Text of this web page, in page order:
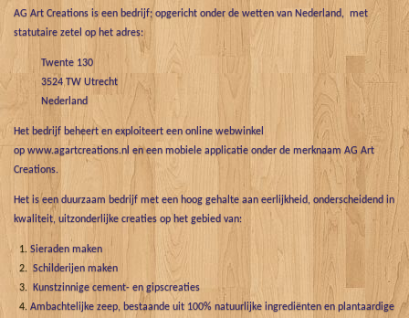
AG Art Creations is een bedrijf; opgericht onder de wetten van Nederland, met
statutaire zetel op het adres:
Twente 130
3524 TW Utrecht
Nederland
Het bedrijf beheert en exploiteert een online webwinkel
op www.agartcreations.nl en een mobiele applicatie onder de merknaam AG Art
Creations.
Het is een duurzaam bedrijf met een hoog gehalte aan eerlijkheid, onderscheidend in
kwaliteit, uitzonderlijke creaties op het gebied van:
Sieraden maken
Schilderijen maken
Kunstzinnige cement- en gipscreaties
Ambachtelijke zeep, bestaande uit 100% natuurlijke ingrediënten en plantaardige